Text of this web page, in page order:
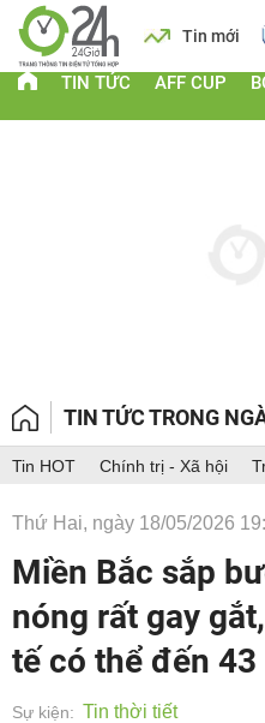
Lịch Tin mới
TIN TỨC AFF CUP
TIN TỨC TRONG
Tin HOT Chính trị - Xã hội
Thứ Hai, ngày 18/05/2026
Miền Bắc sắp
nóng rất gay
tế có thể đến 43
Sự kiện: Tin thời tiết